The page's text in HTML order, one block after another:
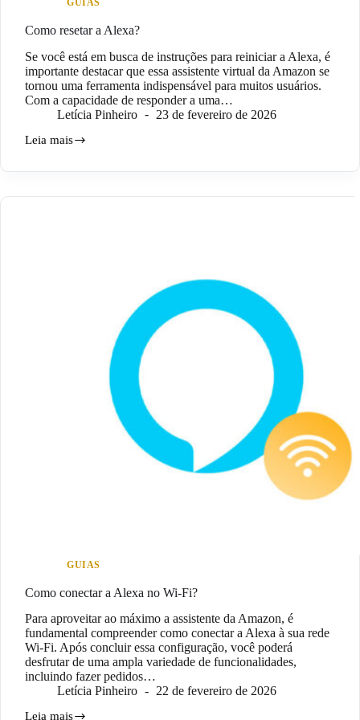
GUIAS
Como resetar a Alexa?
Se você está em busca de instruções para reiniciar a Alexa, é
importante destacar que essa assistente virtual da Amazon se
tornou uma ferramenta indispensável para muitos usuários.
Com a capacidade de responder a uma…
Letícia Pinheiro
23 de fevereiro de 2026
Leia mais
Como
a
GUIAS
Como conectar a Alexa no Wi-Fi?
Para aproveitar ao máximo a assistente da Amazon, é
fundamental compreender como conectar a Alexa à sua rede
Wi-Fi. Após concluir essa configuração, você poderá
desfrutar de uma ampla variedade de funcionalidades,
incluindo fazer pedidos…
Letícia Pinheiro
22 de fevereiro de 2026
Leia mais